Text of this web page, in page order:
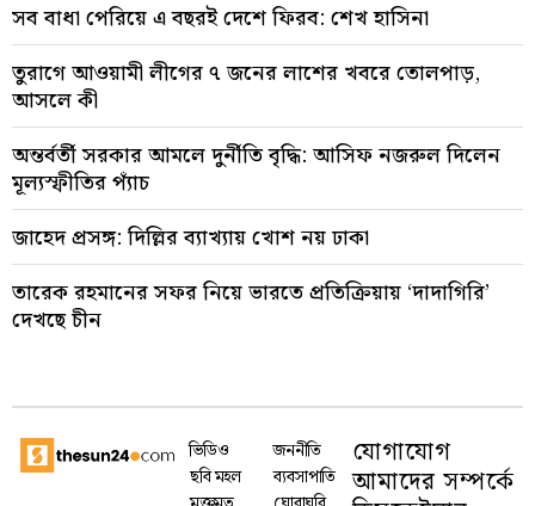
সব বাধা পেরিয়ে এ বছরই দেশে ফিরব: শেখ হাসিনা
তুরাগে আওয়ামী লীগের ৭ জনের লাশের খবরে তোলপাড়,
আসলে কী
অন্তর্বর্তী সরকার আমলে দুর্নীতি বৃদ্ধি: আসিফ নজরুল দিলেন
মূল্যস্ফীতির প্যাঁচ
জাহেদ প্রসঙ্গ: দিল্লির ব্যাখ্যায় খোশ নয় ঢাকা
তারেক রহমানের সফর নিয়ে ভারতে প্রতিক্রিয়ায় ‘দাদাগিরি’
দেখছে চীন
ভিডিও
ছবি মহল
জননীতি
ব্যবসাপাতি
যোগাযোগ
আমাদের সম্পর্কে